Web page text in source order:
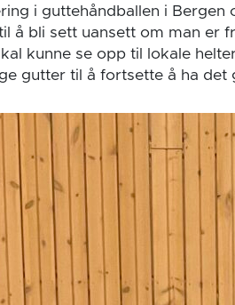
i guttehåndballen i Bergen
å bli sett uansett om man er
kunne se opp til lokale
gutter til å fortsette å ha det